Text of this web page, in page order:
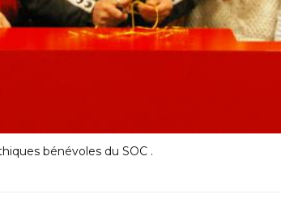
bénévoles du SOC .